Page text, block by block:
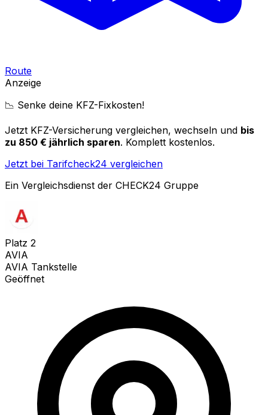
Route
Anzeige
📉 Senke deine KFZ-Fixkosten!
Jetzt KFZ-Versicherung vergleichen, wechseln und bis
zu 850 € jährlich sparen. Komplett kostenlos.
Jetzt bei Tarifcheck24 vergleichen
Ein Vergleichsdienst der CHECK24 Gruppe
Platz 2
AVIA
AVIA Tankstelle
Geöffnet